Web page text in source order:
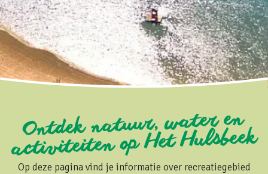
Ontdek natuur, water en
activiteiten op Het Hulsbeek
Op deze pagina vind je informatie over recreatiegebied